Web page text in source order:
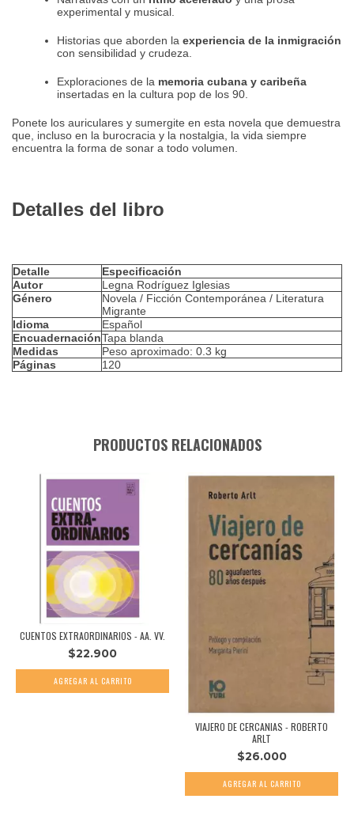
experimental y musical.
Historias que aborden la experiencia de la inmigración
con sensibilidad y crudeza.
Exploraciones de la memoria cubana y caribeña
insertadas en la cultura pop de los 90.
Ponete los auriculares y sumergite en esta novela que demuestra
que, incluso en la burocracia y la nostalgia, la vida siempre
encuentra la forma de sonar a todo volumen.
Detalles del libro
Detalle
Especificación
Autor
Legna Rodríguez Iglesias
Género
Novela / Ficción Contemporánea / Literatura
Migrante
Idioma
Español
EncuadernaciónTapa blanda
Medidas
Peso aproximado: 0.3 kg
Páginas
120
PRODUCTOS RELACIONADOS
CUENTOS EXTRAORDINARIOS - AA. VV.
$22.900
VIAJERO DE CERCANIAS - ROBERTO
ARLT
$26.000